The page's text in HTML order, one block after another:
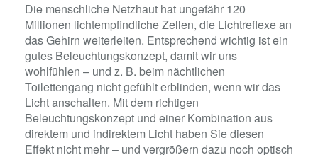
Die menschliche Netzhaut hat ungefähr 120
Millionen lichtempfindliche Zellen, die Lichtreflexe an
das Gehirn weiterleiten. Entsprechend wichtig ist ein
gutes Beleuchtungskonzept, damit wir uns
wohlfühlen – und z. B. beim nächtlichen
Toilettengang nicht gefühlt erblinden, wenn wir das
Licht anschalten. Mit dem richtigen
Beleuchtungskonzept und einer Kombination aus
direktem und indirektem Licht haben Sie diesen
Effekt nicht mehr – und vergrößern dazu noch optisch